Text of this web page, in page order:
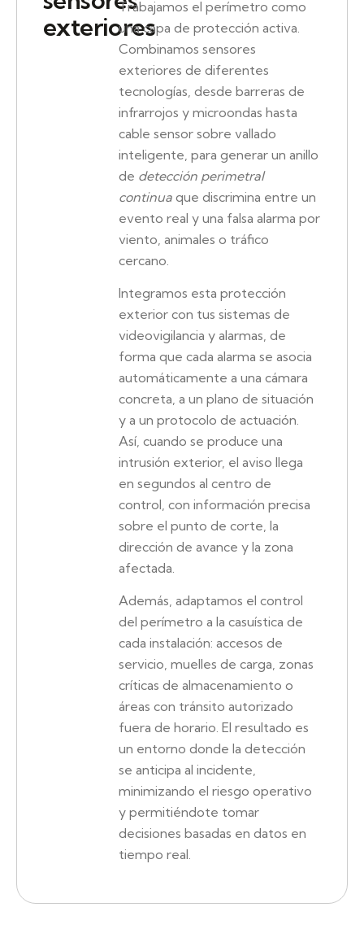
exteriores
Trabajamos el perímetro como
una capa de protección activa.
Combinamos sensores
exteriores de diferentes
tecnologías, desde barreras de
infrarrojos y microondas hasta
cable sensor sobre vallado
inteligente, para generar un anillo
de detección perimetral
continua que discrimina entre un
evento real y una falsa alarma por
viento, animales o tráfico
cercano.
Integramos esta protección
exterior con tus sistemas de
videovigilancia y alarmas, de
forma que cada alarma se asocia
automáticamente a una cámara
concreta, a un plano de situación
y a un protocolo de actuación.
Así, cuando se produce una
intrusión exterior, el aviso llega
en segundos al centro de
control, con información precisa
sobre el punto de corte, la
dirección de avance y la zona
afectada.
Además, adaptamos el control
del perímetro a la casuística de
cada instalación: accesos de
servicio, muelles de carga, zonas
críticas de almacenamiento o
áreas con tránsito autorizado
fuera de horario. El resultado es
un entorno donde la detección
se anticipa al incidente,
minimizando el riesgo operativo
y permitiéndote tomar
decisiones basadas en datos en
tiempo real.